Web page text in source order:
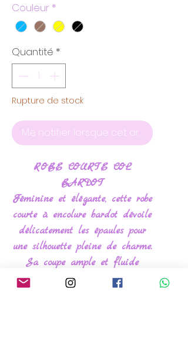
Couleur *
Quantité *
Rupture de stock
Me notifier lorsque cet article est
ROBE COURTE COL
BARDOT
Féminine et élégante, cette robe
courte à encolure bardot dévoile
délicatement les épaules pour
une silhouette pleine de charme.
Sa coupe ample et fluide
apporte confort et légèreté,